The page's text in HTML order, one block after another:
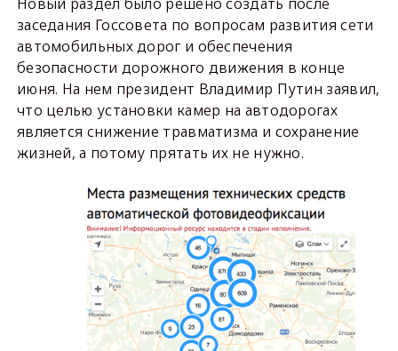
заседания Госсовета по вопросам развития сети
автомобильных дорог и обеспечения
безопасности дорожного движения в конце
июня. На нем президент Владимир Путин заявил,
что целью установки камер на автодорогах
является снижение травматизма и сохранение
жизней, а потому прятать их не нужно.